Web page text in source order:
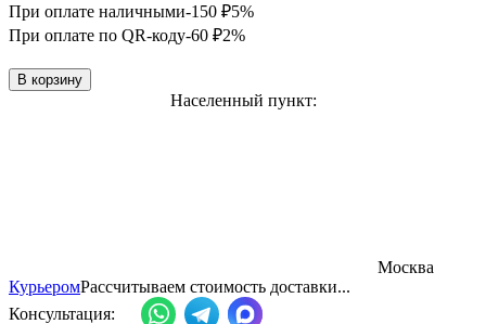
При оплате наличными-150 ₽5%
При оплате по QR-коду-60 ₽2%
В корзину
Населенный пункт:
Москва
КурьеромРассчитываем стоимость доставки...
Консультация: